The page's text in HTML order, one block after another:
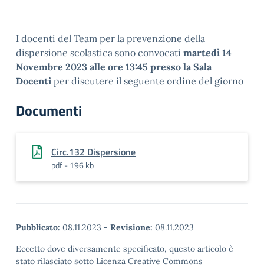
I docenti del Team per la prevenzione della
dispersione scolastica sono convocati martedì 14
Novembre 2023 alle ore 13:45 presso la Sala
Docenti per discutere il seguente ordine del giorno
Documenti
Circ.132 Dispersione
pdf - 196 kb
Pubblicato: 08.11.2023 - Revisione: 08.11.2023
Eccetto dove diversamente specificato, questo articolo è
stato rilasciato sotto Licenza Creative Commons